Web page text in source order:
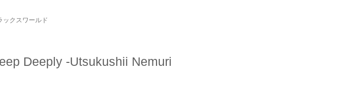
ックスワールド
Deeply -Utsukushii Nemuri